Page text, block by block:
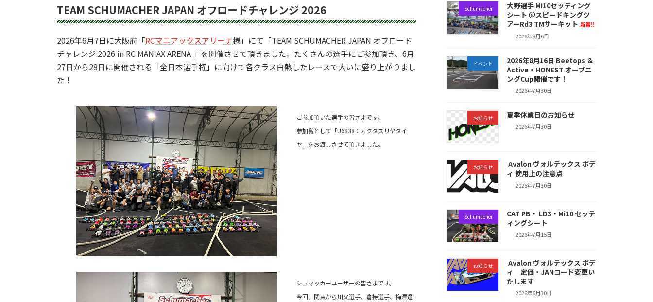
TEAM SCHUMACHER JAPAN オフロードチャレンジ 2026
2026年6月7日に大阪府「RCマニアックスアリーナ様」にて「TEAM SCHUMACHER JAPAN オフロード
チャレンジ 2026 in RC MANIAX ARENA 」を開催させて頂きました。たくさんの選手にご参加頂き、6月
27日から28日に開催される「全日本選手権」に向けて各クラス白熱したレースで大いに盛り上がりまし
た！
ご参加頂いた選手の皆さまです。
参加賞として「U6838：カクタスリヤタイ
ヤ」をお渡しさせて頂きました。
シュマッカーユーザーの皆さまです。
今回、関東から川又選手、倉持選手、梅澤選
Schumacher
大野選手 Mi10セッティング
シート ＠スピードキングツ
アーRd3 TMサーキット 新着!!
2026年8月6日
イベント
2026年8月16日 Beetops ＆
Active・HONEST オープニ
ングCup開催です！
2026年7月30日
お知らせ 夏季休業日のお知らせ
2026年7月30日
お知らせ
Avalon ヴォルテックス ボデ
ィ 使用上の注意点
2026年7月30日
Schumacher
CAT PB・ LD3・Mi10 セッテ
ィングシート
2026年7月15日
お知らせ
Avalon ヴォルテックス ボデ
ィ 定価・JANコード変更い
たします
2026年6月30日